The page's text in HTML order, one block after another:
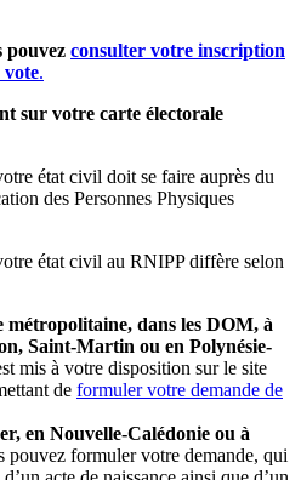
pouvez consulter votre inscription
vote.
sur votre carte électorale
état civil doit se faire auprès du
des Personnes Physiques
état civil au RNIPP diffère selon
métropolitaine, dans les DOM, à
Saint-Martin ou en Polynésie-
mis à votre disposition sur le site
de formuler votre demande de
en Nouvelle-Calédonie ou à
pouvez formuler votre demande, qui